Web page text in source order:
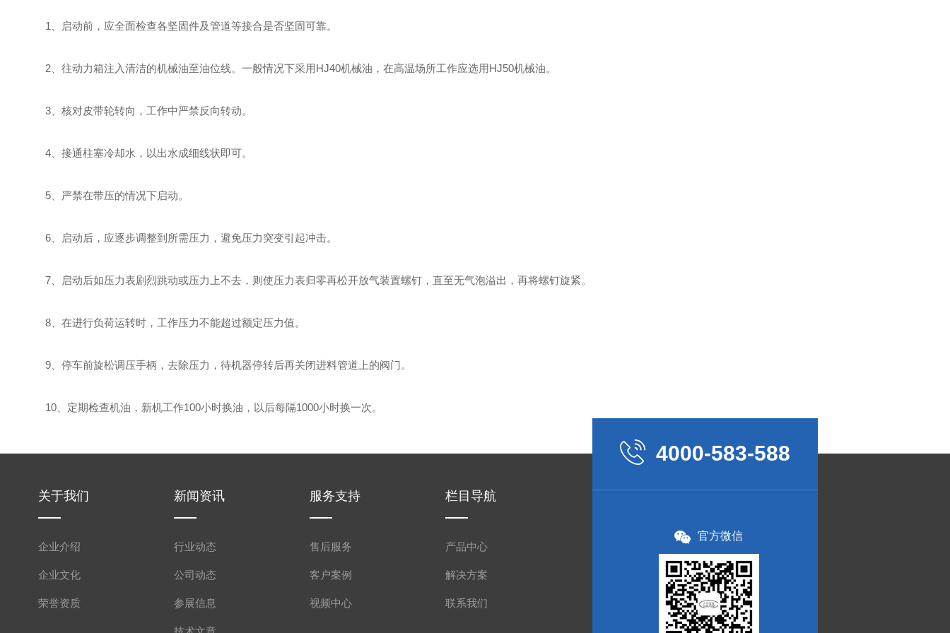
1、启动前，应全面检查各坚固件及管道等接合是否坚固可靠。
2、往动力箱注入清洁的机械油至油位线。一般情况下采用HJ40机械油，在高温场所工作应选用HJ50机械油。
3、核对皮带轮转向，工作中严禁反向转动。
4、接通柱塞冷却水，以出水成细线状即可。
5、严禁在带压的情况下启动。
6、启动后，应逐步调整到所需压力，避免压力突变引起冲击。
7、启动后如压力表剧烈跳动或压力上不去，则使压力表归零再松开放气装置螺钉，直至无气泡溢出，再将螺钉旋紧。
8、在进行负荷运转时，工作压力不能超过额定压力值。
9、停车前旋松调压手柄，去除压力，待机器停转后再关闭进料管道上的阀门。
10、定期检查机油，新机工作100小时换油，以后每隔1000小时换一次。
关于我们
企业介绍
企业文化
荣誉资质
新闻资讯
行业动态
公司动态
参展信息
服务支持
售后服务
客户案例
视频中心
栏目导航
产品中心
解决方案
联系我们
4000-583-588
官方微信